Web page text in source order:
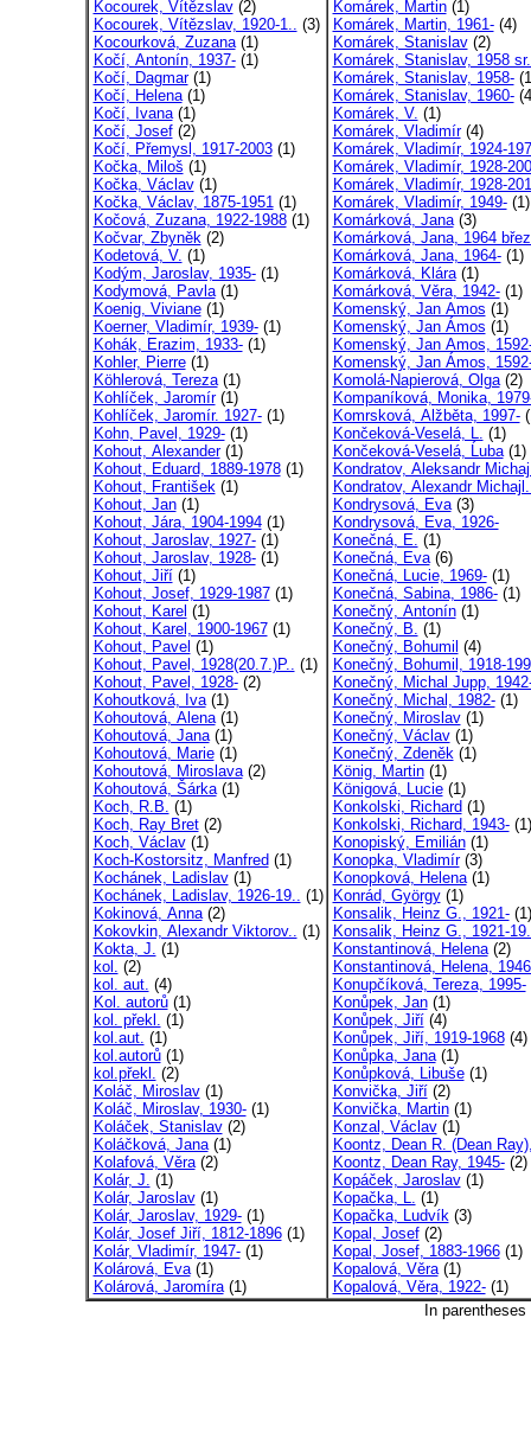
Kocourek, Vítězslav(2)
Kocourek, Vítězslav, 1920-1.. (3)
Kocourková, Zuzana(1)
Kočí, Antonín, 1937-(1)
Kočí, Dagmar(1)
Kočí, Helena(1)
Kočí, Ivana(1)
Kočí, Josef(2)
Kočí, Přemysl, 1917-2003(1)
Kočka, Miloš (1)
Kočka, Václav(1)
Kočka, Václav, 1875-1951(1)
Kočová, Zuzana, 1922-1988(1)
Kočvar, Zbyněk(2)
Kodetová, V. (1)
Kodým, Jaroslav, 1935-(1)
Kodymová, Pavla(1)
Koenig, Viviane(1)
Koerner, Vladimír, 1939-(1)
Kohák, Erazim, 1933-(1)
Kohler, Pierre(1)
Köhlerová, Tereza(1)
Kohlíček, Jaromír(1)
Kohlíček, Jaromír. 1927-(1)
Kohn, Pavel, 1929-(1)
Kohout, Alexander(1)
Kohout, Eduard, 1889-1978(1)
Kohout, František(1)
Kohout, Jan(1)
Kohout, Jára, 1904-1994(1)
Kohout, Jaroslav, 1927-(1)
Kohout, Jaroslav, 1928-(1)
Kohout, Jiří(1)
Kohout, Josef, 1929-1987(1)
Kohout, Karel (1)
Kohout, Karel, 1900-1967(1)
Kohout, Pavel (1)
Kohout, Pavel, 1928(20.7.)P.. (1)
Kohout, Pavel, 1928-(2)
Kohoutková, Iva(1)
Kohoutová, Alena(1)
Kohoutová, Jana(1)
Kohoutová, Marie(1)
Kohoutová, Miroslava(2)
Kohoutová, Šárka(1)
Koch, R.B. (1)
Koch, Ray Bret(2)
Koch, Václav(1)
Koch-Kostorsitz, Manfred (1)
Kochánek, Ladislav(1)
Kochánek, Ladislav, 1926-19.. (1)
Kokinová, Anna(2)
Kokovkin, Alexandr Viktorov.. (1)
Kokta, J. (1)
kol. (2)
kol. aut. (4)
Kol. autorů(1)
kol. překl. (1)
kol.aut. (1)
kol.autorů(1)
kol.překl. (2)
Koláč, Miroslav(1)
Koláč, Miroslav, 1930-(1)
Koláček, Stanislav(2)
Koláčková, Jana(1)
Kolafová, Věra(2)
Kolár, J. (1)
Kolár, Jaroslav(1)
Kolár, Jaroslav, 1929-(1)
Kolár, Josef Jiří, 1812-1896(1)
Kolár, Vladimír, 1947-(1)
Kolárová, Eva(1)
Kolárová, Jaromíra(1)
Komárek, Martin(1)
Komárek, Martin, 1961-(4)
Komárek, Stanislav(2)
Komárek, Stanislav, 1958
Komárek, Stanislav, 1958-
Komárek, Stanislav, 1960-
Komárek, V. (1)
Komárek, Vladimír(4)
Komárek, Vladimír, 1924-
Komárek, Vladimír, 1928-
Komárek, Vladimír, 1928-
Komárek, Vladimír, 1949-(1)
Komárková, Jana(3)
Komárková, Jana, 1964
Komárková, Jana, 1964-(1)
Komárková, Klára(1)
Komárková, Věra, 1942-(1)
Komenský, Jan Amos (1)
Komenský, Jan Ámos (1)
Komenský, Jan Amos,
Komenský, Jan Ámos,
Komolá-Napierová, Olga(2)
Kompaníková, Monika,
Komrsková, Alžběta, 1997-
Končeková-Veselá, L. (1)
Končeková-Veselá, Ĺuba(1)
Kondratov, Aleksandr
Kondratov, Alexandr
Kondrysová, Eva(3)
Kondrysová, Eva, 1926-
Konečná, E. (1)
Konečná, Eva(6)
Konečná, Lucie, 1969-(1)
Konečná, Sabina, 1986-(1)
Konečný, Antonín(1)
Konečný, B. (1)
Konečný, Bohumil (4)
Konečný, Bohumil, 1918-
Konečný, Michal Jupp,
Konečný, Michal, 1982-(1)
Konečný, Miroslav(1)
Konečný, Václav(1)
Konečný, Zdeněk(1)
König, Martin(1)
Königová, Lucie(1)
Konkolski, Richard (1)
Konkolski, Richard, 1943-(1)
Konopiský, Emilián(1)
Konopka, Vladimír(3)
Konopková, Helena(1)
Konrád, György(1)
Konsalik, Heinz G., 1921-(1)
Konsalik, Heinz G., 1921-
Konstantinová, Helena(2)
Konstantinová, Helena,
Konupčíková, Tereza, 1995-
Konůpek, Jan(1)
Konůpek, Jiří(4)
Konůpek, Jiří, 1919-1968(4)
Konůpka, Jana(1)
Konůpková, Libuše(1)
Konvička, Jiří(2)
Konvička, Martin(1)
Konzal, Václav(1)
Koontz, Dean R. (Dean
Koontz, Dean Ray, 1945-(2)
Kopáček, Jaroslav(1)
Kopačka, L. (1)
Kopačka, Ludvík(3)
Kopal, Josef(2)
Kopal, Josef, 1883-1966(1)
Kopalová, Věra(1)
Kopalová, Věra, 1922-(1)
In